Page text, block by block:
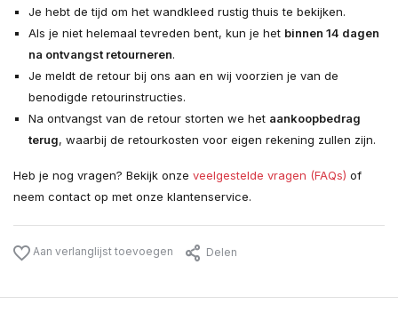
Je hebt de tijd om het wandkleed rustig thuis te bekijken.
Als je niet helemaal tevreden bent, kun je het binnen 14 dagen
na ontvangst retourneren.
Je meldt de retour bij ons aan en wij voorzien je van de
benodigde retourinstructies.
Na ontvangst van de retour storten we het aankoopbedrag
terug, waarbij de retourkosten voor eigen rekening zullen zijn.
Heb je nog vragen? Bekijk onze veelgestelde vragen (FAQs) of
neem contact op met onze klantenservice.
Aan verlanglijst toevoegen Delen